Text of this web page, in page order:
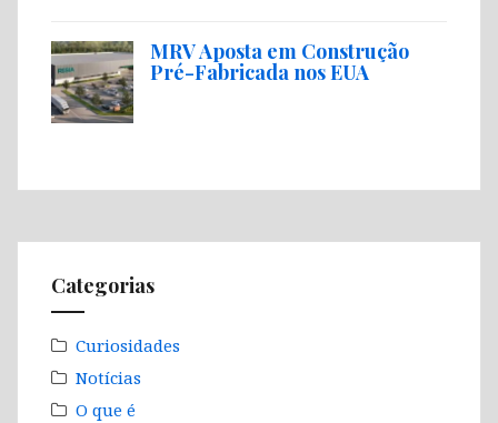
MRV Aposta em Construção
Pré-Fabricada nos EUA
Categorias
Curiosidades
Notícias
O que é